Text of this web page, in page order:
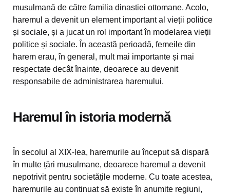
musulmană de către familia dinastiei ottomane. Acolo,
haremul a devenit un element important al vieții politice
și sociale, și a jucat un rol important în modelarea vieții
politice și sociale. În această perioadă, femeile din
harem erau, în general, mult mai importante și mai
respectate decât înainte, deoarece au devenit
responsabile de administrarea haremului.
Haremul în istoria modernă
În secolul al XIX-lea, haremurile au început să dispară
în multe țări musulmane, deoarece haremul a devenit
nepotrivit pentru societățile moderne. Cu toate acestea,
haremurile au continuat să existe în anumite regiuni,